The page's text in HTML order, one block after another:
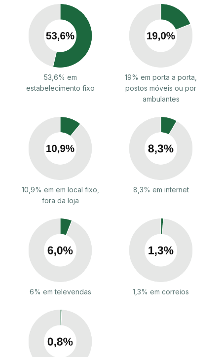
53,6% em
estabelecimento fixo
19% em porta a porta,
postos móveis ou por
ambulantes
10,9% em em local fixo,
fora da loja
8,3% em internet
6% em televendas 1,3% em correios